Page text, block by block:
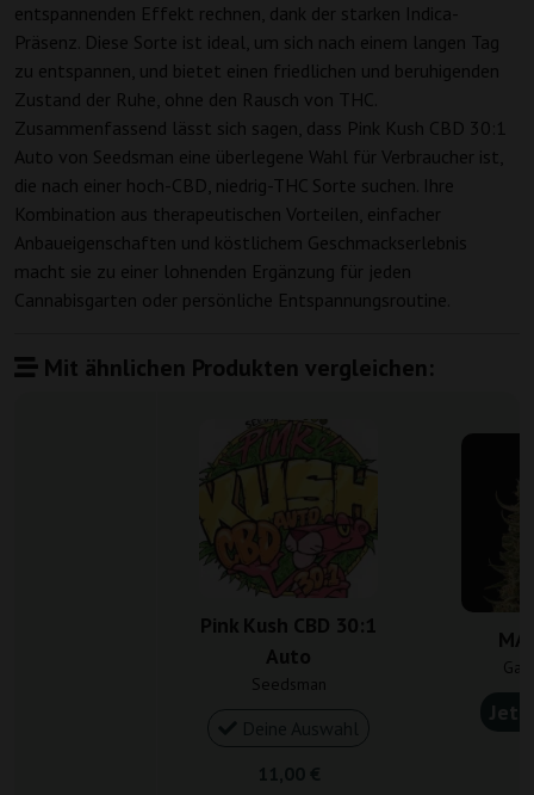
entspannenden Effekt rechnen, dank der starken Indica-
Präsenz. Diese Sorte ist ideal, um sich nach einem langen Tag
zu entspannen, und bietet einen friedlichen und beruhigenden
Zustand der Ruhe, ohne den Rausch von THC.
Zusammenfassend lässt sich sagen, dass Pink Kush CBD 30:1
Auto von Seedsman eine überlegene Wahl für Verbraucher ist,
die nach einer hoch-CBD, niedrig-THC Sorte suchen. Ihre
Kombination aus therapeutischen Vorteilen, einfacher
Anbaueigenschaften und köstlichem Geschmackserlebnis
macht sie zu einer lohnenden Ergänzung für jeden
Cannabisgarten oder persönliche Entspannungsroutine.
Mit ähnlichen Produkten vergleichen:
Pink Kush CBD 30:1
Auto
Seedsman